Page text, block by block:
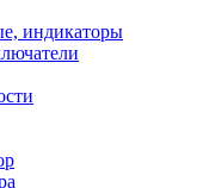
индикаторы